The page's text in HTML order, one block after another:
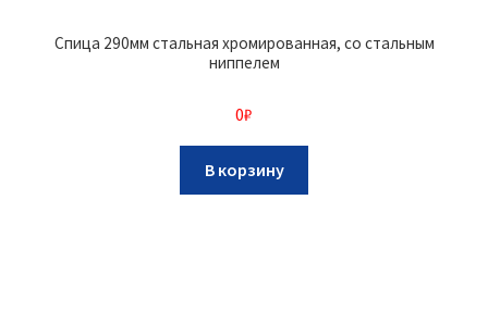
Спица 290мм стальная хромированная, со стальным
ниппелем
0₽
В корзину